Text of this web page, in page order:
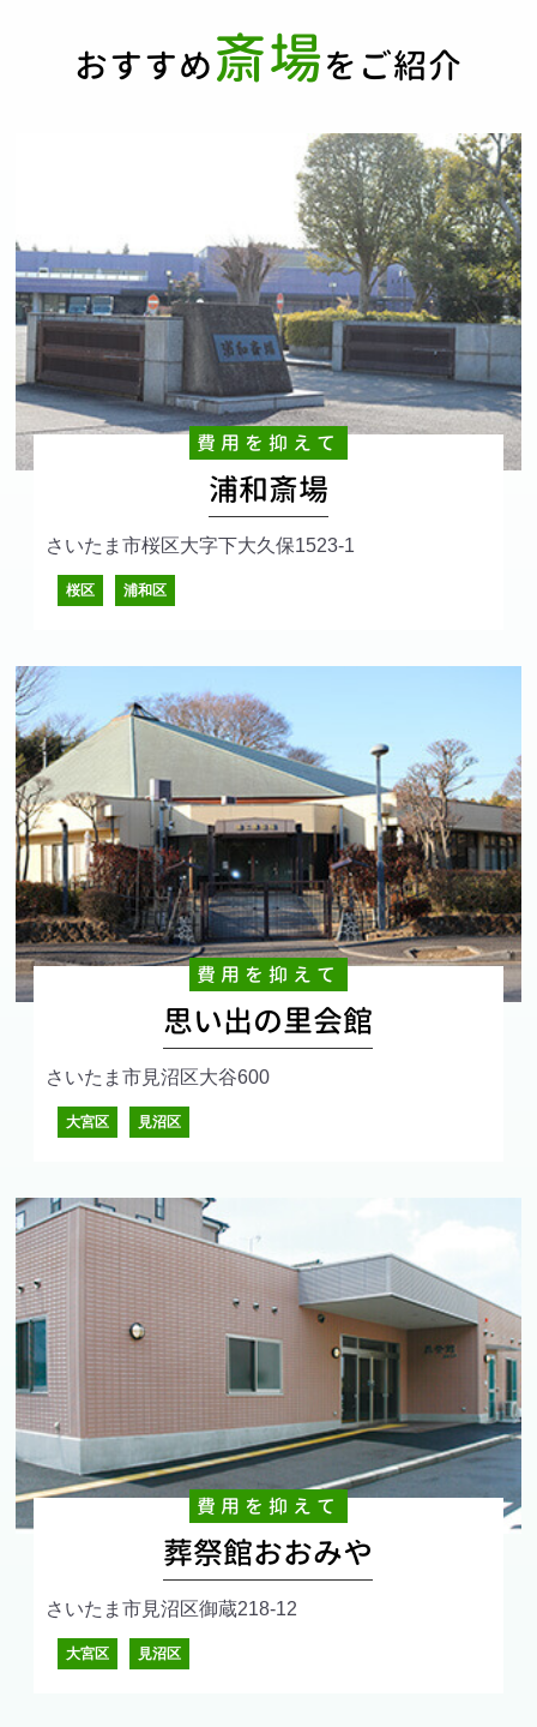
おすすめ斎場をご紹介
費用を抑えて
浦和斎場
さいたま市桜区大字下大久保1523-1
桜区 浦和区
費用を抑えて
思い出の里会館
さいたま市見沼区大谷600
大宮区 見沼区
費用を抑えて
葬祭館おおみや
さいたま市見沼区御蔵218-12
大宮区 見沼区